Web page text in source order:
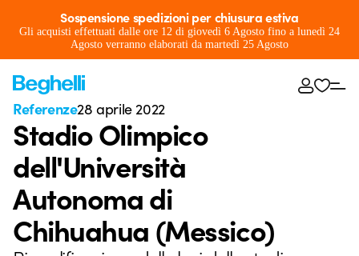
Sospensione spedizioni per chiusura estiva
Gli acquisti effettuati dalle ore 12 di giovedì 6 Agosto fino a lunedì 24
Agosto verranno elaborati da martedì 25 Agosto
Referenze28 aprile 2022
Stadio Olimpico
dell'Università
Autonoma di
Chihuahua (Messico)